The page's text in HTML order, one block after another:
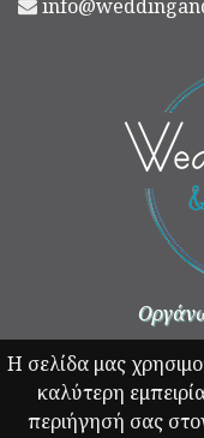
Η σελίδα μας
καλύτερη
περιήγησή σας